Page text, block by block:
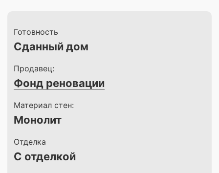
Готовность
Сданный дом
Продавец:
Фонд реновации
Материал стен:
Монолит
Отделка
С отделкой